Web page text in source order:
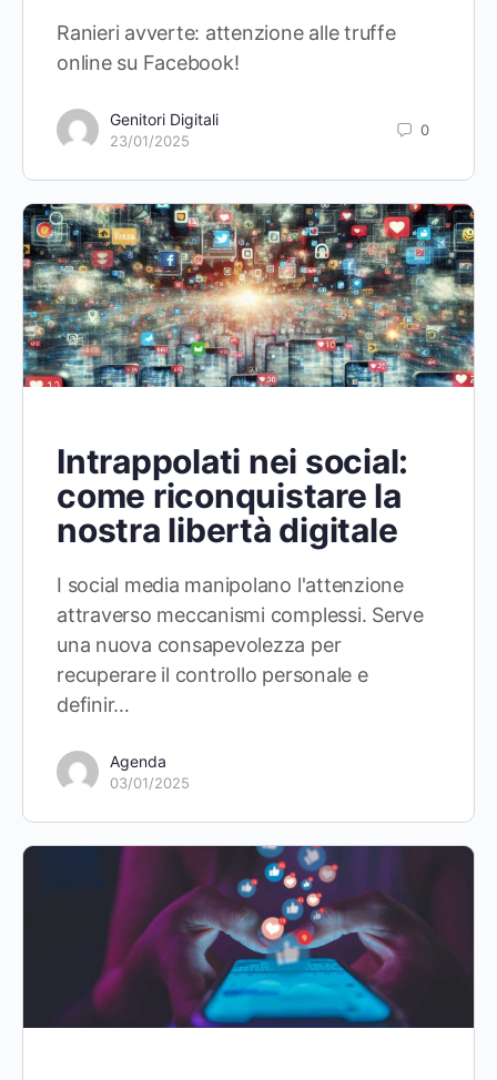
Ranieri avverte: attenzione alle truffe
online su Facebook!
Genitori Digitali
23/01/2025
0
Intrappolati nei social:
come riconquistare la
nostra libertà digitale
I social media manipolano l'attenzione
attraverso meccanismi complessi. Serve
una nuova consapevolezza per
recuperare il controllo personale e
definir…
Agenda
03/01/2025